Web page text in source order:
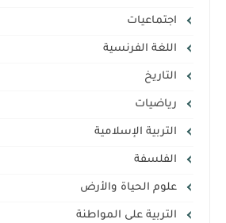
اجتماعيات
اللغة الفرنسية
التاريخ
رياضيات
التربية الإسلامية
الفلسفة
علوم الحياة والأرض
التربية على المواطنة